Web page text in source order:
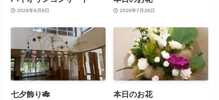
2026年8月9日 2026年7月28日
七夕飾り🎋 本日のお花